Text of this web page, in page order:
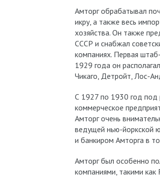
Амторг обрабатывал
икру, а также весь
хозяйства. Он также
СССР и снабжал
компаниях. Первая
1929 года он
Чикаго, Детройт, Лос-
С 1927 по 1930 год под
коммерческое
Амторг очень
ведущей нью-йоркской
и банкиром Амторга в
Амторг был особенно
компаниями, такими